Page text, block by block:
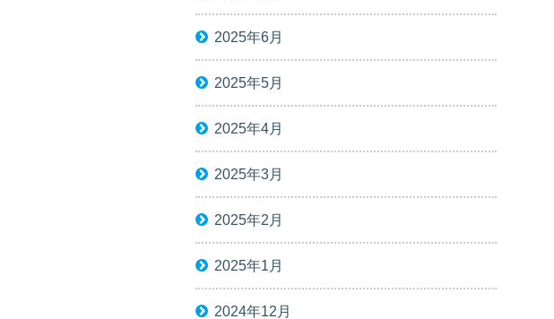
2025年6月
2025年5月
2025年4月
2025年3月
2025年2月
2025年1月
2024年12月